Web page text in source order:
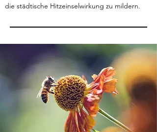
die städtische Hitzeinselwirkung zu mildern.